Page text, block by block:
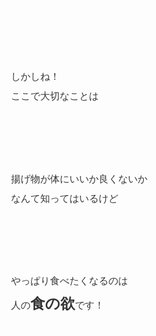
しかしね！
ここで大切なことは
揚げ物が体にいいか良くないか
なんて知ってはいるけど
やっぱり食べたくなるのは
人の食の欲です！